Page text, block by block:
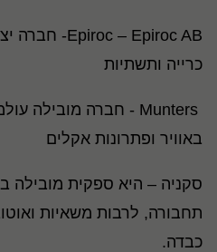
Epiroc – Epiroc AB- חברה
כרייה ותשתיות
Munters - חברה מובילה
באוויר ופתרונות אקלים
סקניה – היא ספקית מובילה
תחבורה, לרבות משאיות
כבדה.